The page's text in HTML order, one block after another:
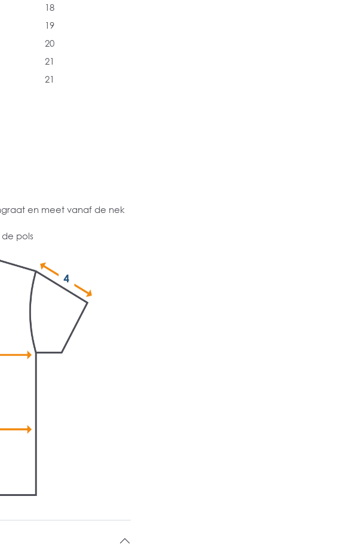
18
19
20
21
21
en meet vanaf de nek
pols